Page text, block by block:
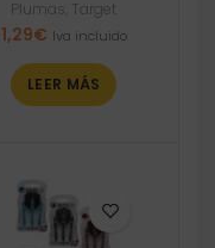
Plumas Target
1,29€ Iva incluido
LEER MÁS